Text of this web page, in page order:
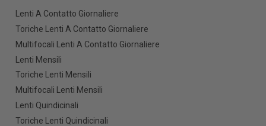
Lenti A Contatto Giornaliere
Toriche Lenti A Contatto Giornaliere
Multifocali Lenti A Contatto Giornaliere
Lenti Mensili
Toriche Lenti Mensili
Multifocali Lenti Mensili
Lenti Quindicinali
Toriche Lenti Quindicinali